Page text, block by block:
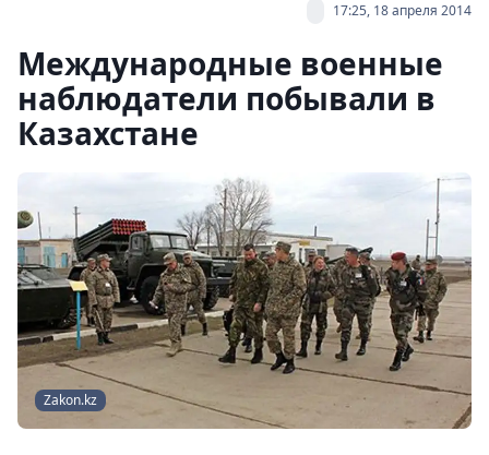
17:25, 18 апреля 2014
Международные военные
наблюдатели побывали в
Казахстане
Zakon.kz